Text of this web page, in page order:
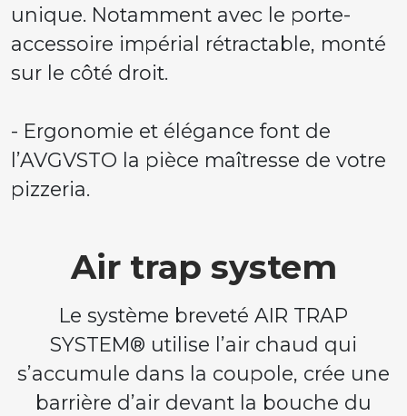
unique. Notamment avec le porte-
accessoire impérial rétractable, monté
sur le côté droit.
- Ergonomie et élégance font de
l’AVGVSTO la pièce maîtresse de votre
pizzeria.
Air trap system
Le système breveté AIR TRAP
SYSTEM® utilise l’air chaud qui
s’accumule dans la coupole, crée une
barrière d’air devant la bouche du